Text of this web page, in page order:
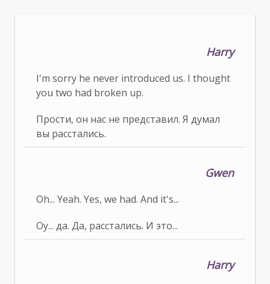
Harry
I'm sorry he never introduced us. I thought
you two had broken up.
Прости, он нас не представил. Я думал
вы расстались.
Gwen
Oh... Yeah. Yes, we had. And it's...
Оу... да. Да, расстались. И это...
Harry